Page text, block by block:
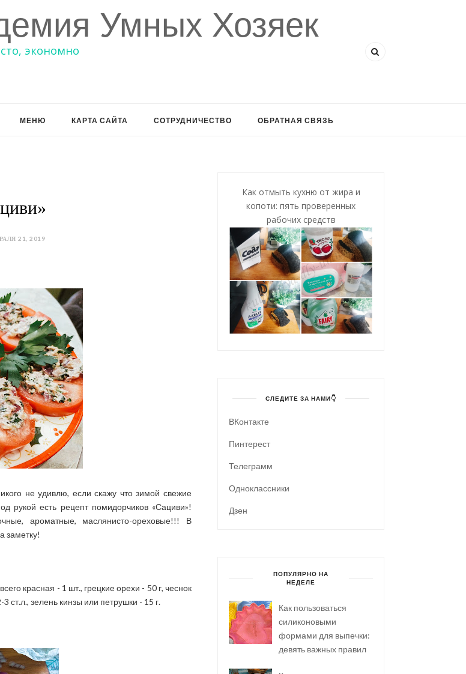
Умных Хозяек
экономно
МЕНЮ КАРТА САЙТА СОТРУДНИЧЕСТВО ОБРАТНАЯ СВЯЗЬ
21, 2019
не удивлю, если скажу что зимой свежие
есть рецепт помидорчиков «Сациви»!
ароматные, маслянисто-ореховые!!! В
заметку!
красная - 1 шт., грецкие орехи - 50 г, чеснок
ст.л., зелень кинзы или петрушки - 15 г.
Как отмыть кухню от жира и
копоти: пять проверенных
рабочих средств
СЛЕДИТЕ ЗА НАМИ👇
ВКонтакте
Пинтерест
Телеграмм
Одноклассники
Дзен
ПОПУЛЯРНО НА
НЕДЕЛЕ
Как пользоваться
силиконовыми
формами для выпечки:
девять важных правил